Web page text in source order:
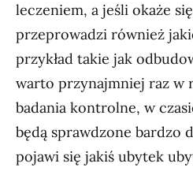
leczeniem, a jeśli okaże
przeprowadzi również
przykład takie jak
warto przynajmniej raz w
badania kontrolne, w
będą sprawdzone bardzo
pojawi się jakiś ubytek